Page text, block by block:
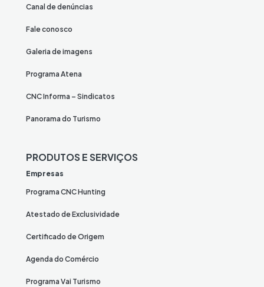
Canal de denúncias
Fale conosco
Galeria de imagens
Programa Atena
CNC Informa – Sindicatos
Panorama do Turismo
PRODUTOS E SERVIÇOS
Empresas
Programa CNC Hunting
Atestado de Exclusividade
Certificado de Origem
Agenda do Comércio
Programa Vai Turismo